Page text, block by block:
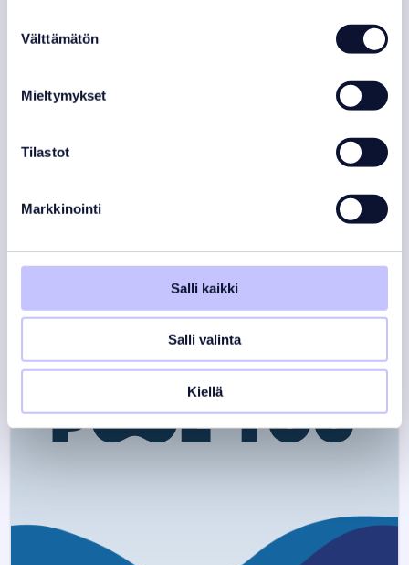
valinta
Välttämätön
Mieltymykset
Tilastot
Markkinointi
Salli kaikki
Salli valinta
Kiellä
Miten hiekkasuodattimen
tehdään?
Lue lisää